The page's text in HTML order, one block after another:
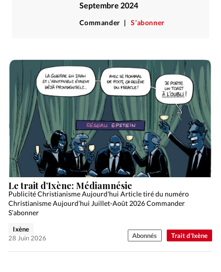
Dossier
Eglises Foi Génération réveil
Monde
Opinions
Publireportage
Relations Aujourd'hui
Société
Tour du monde des Eglises
Trait d'Ixène
Vécu
Vie Intérieure
Septembre 2024
Commander S’abonner
Trait d'Ixène
Le trait d’Ixène: Médiamnésie
Publicité Christianisme Aujourd'hui Article tiré du numéro
Christianisme Aujourd’hui Juillet-Août 2026 Commander
S’abonner
Ixène
28 Juin 2026
Abonnés